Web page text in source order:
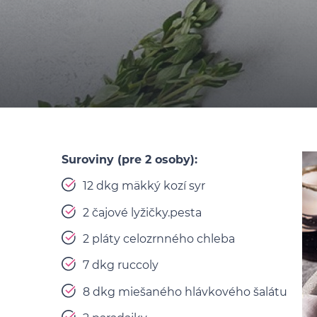
Suroviny (pre 2 osoby):
12 dkg mäkký kozí syr
2 čajové lyžičky.pesta
2 pláty celozrnného chleba
7 dkg ruccoly
8 dkg miešaného hlávkového šalátu